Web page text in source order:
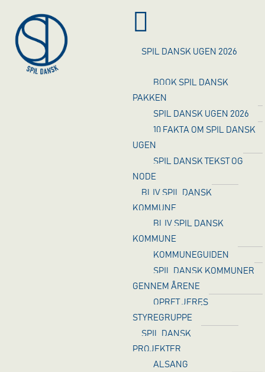
SPIL DANSK UGEN 2026
BOOK SPIL DANSK
PAKKEN
SPIL DANSK UGEN 2026
10 FAKTA OM SPIL DANSK
UGEN
SPIL DANSK TEKST OG
NODE
BLIV SPIL DANSK
KOMMUNE
BLIV SPIL DANSK
KOMMUNE
KOMMUNEGUIDEN
SPIL DANSK KOMMUNER
GENNEM ÅRENE
OPRET JERES
STYREGRUPPE
SPIL DANSK
PROJEKTER
ALSANG